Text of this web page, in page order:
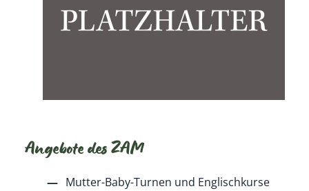
Angebote des ZAM
Mutter-Baby-Turnen und Englischkurse